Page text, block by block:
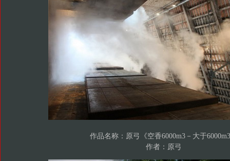
作品名称：原弓《空香6000m3－大于
作者：原弓